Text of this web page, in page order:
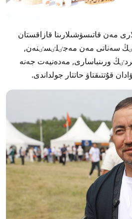
مەن قاتىسۋشىلارىنا قازاقستان
سەناتى مەن مەجٸلٸسٸنەن,
ورىنباسارى, مەدەنيەت جەنە
قۇتتىقتاۋ حاتتار جولداندى.